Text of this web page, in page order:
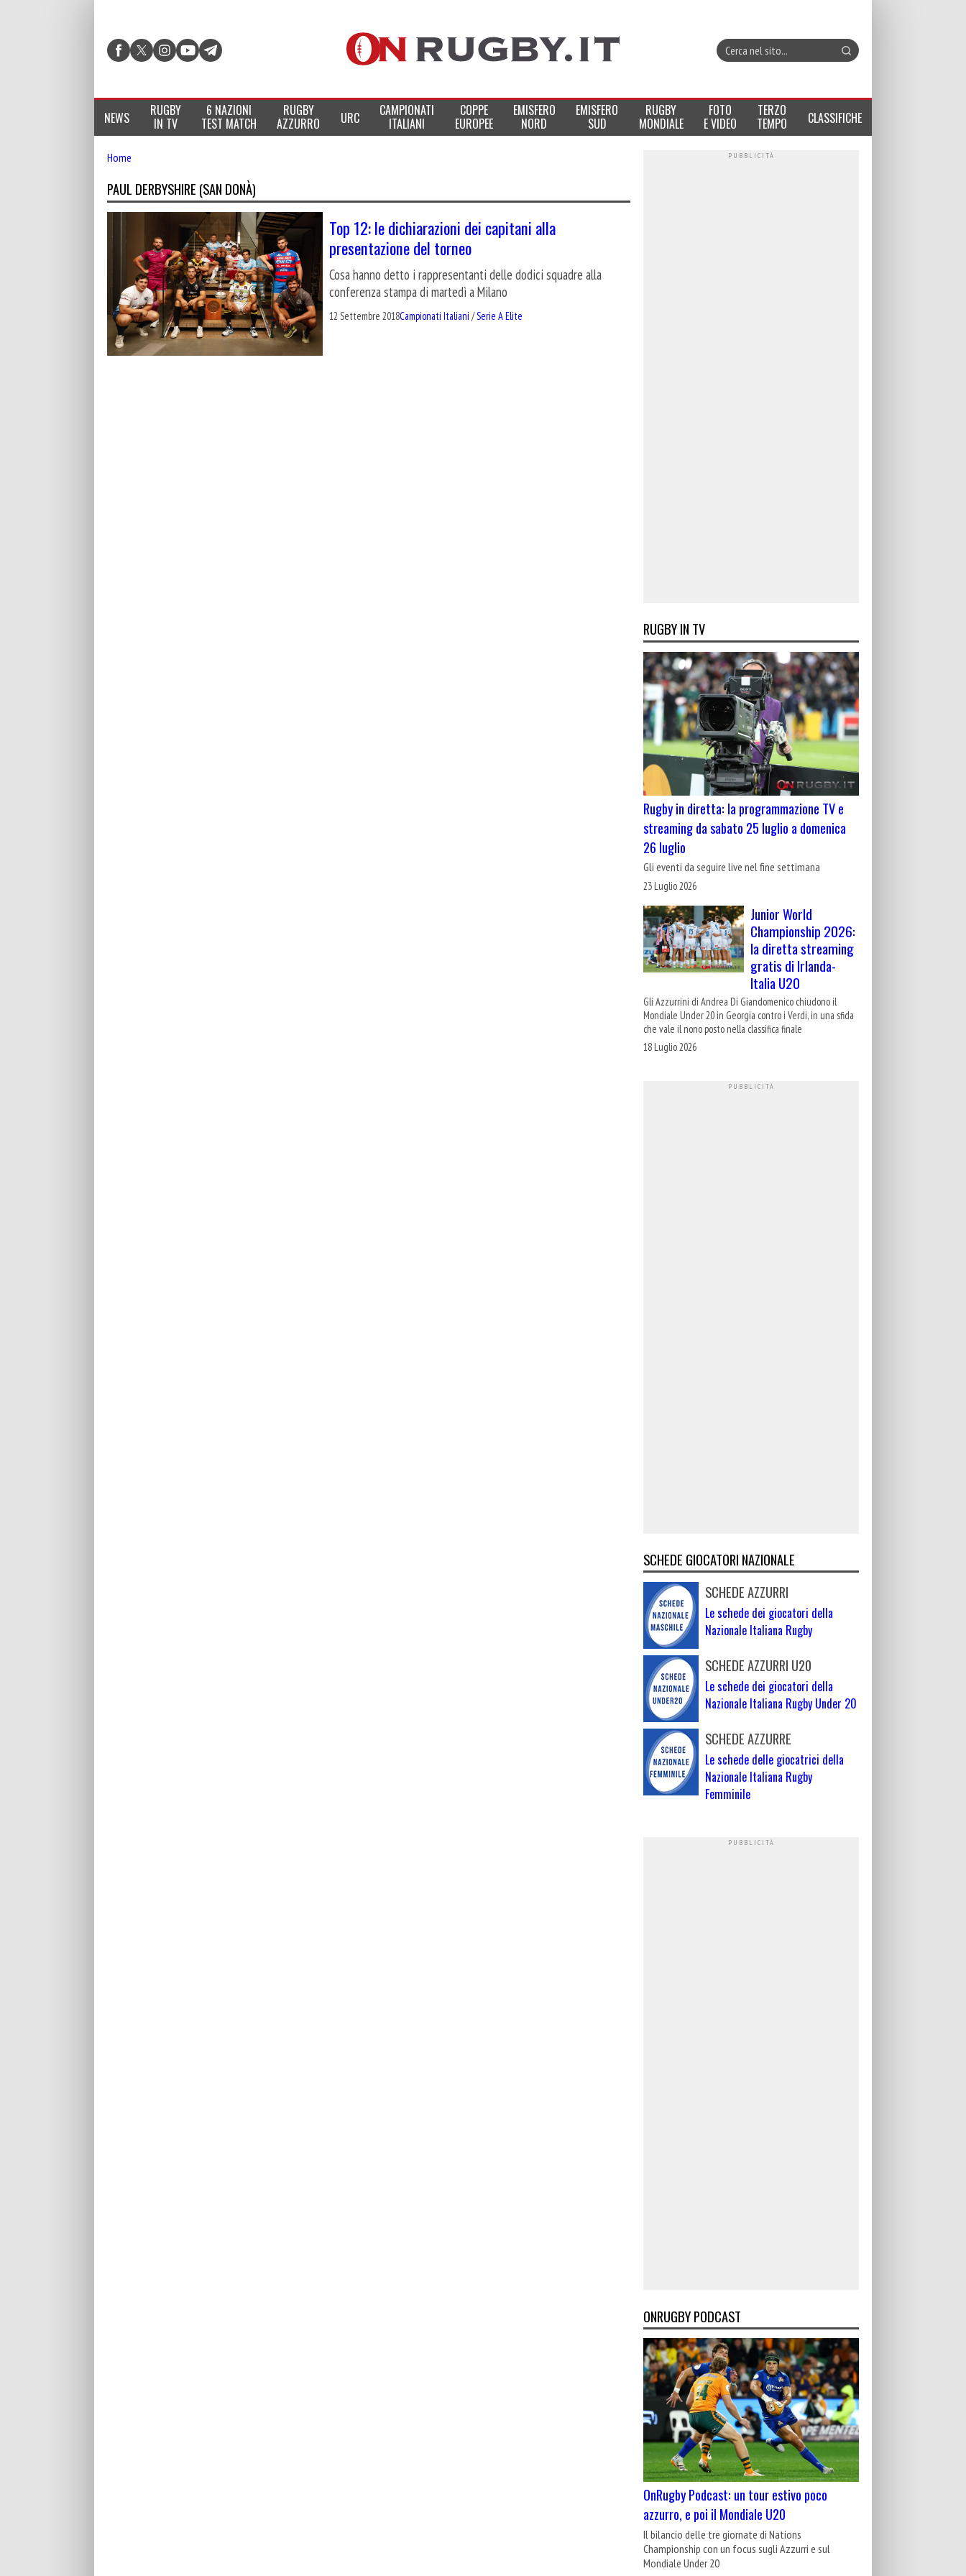
NEWS RUGBY
IN TV
6 NAZIONI
TEST MATCH
RUGBY
AZZURRO URC CAMPIONATI
ITALIANI
COPPE
EUROPEE
EMISFERO
NORD
EMISFERO
SUD
RUGBY
MONDIALE
FOTO
E VIDEO
TERZO
TEMPO CLASSIFICHE
Home
PAUL DERBYSHIRE (SAN DONÀ)
Top 12: le dichiarazioni dei capitani alla
presentazione del torneo
Cosa hanno detto i rappresentanti delle dodici squadre alla
conferenza stampa di martedì a Milano
12 Settembre 2018Campionati Italiani /Serie A Elite
RUGBY IN TV
Rugby in diretta: la programmazione TV e
streaming da sabato 25 luglio a domenica
26 luglio
Gli eventi da seguire live nel fine settimana
23 Luglio 2026
Junior World
Championship 2026:
la diretta streaming
gratis di Irlanda-
Italia U20
Gli Azzurrini di Andrea Di Giandomenico chiudono il
Mondiale Under 20 in Georgia contro i Verdi, in una sfida
che vale il nono posto nella classifica finale
18 Luglio 2026
SCHEDE GIOCATORI NAZIONALE
SCHEDE AZZURRI
Le schede dei giocatori della
Nazionale Italiana Rugby
SCHEDE AZZURRI U20
Le schede dei giocatori della
Nazionale Italiana Rugby Under 20
SCHEDE AZZURRE
Le schede delle giocatrici della
Nazionale Italiana Rugby
Femminile
ONRUGBY PODCAST
OnRugby Podcast: un tour estivo poco
azzurro, e poi il Mondiale U20
Il bilancio delle tre giornate di Nations
Championship con un focus sugli Azzurri e sul
Mondiale Under 20